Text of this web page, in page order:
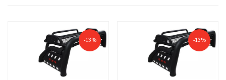
-13% -13%